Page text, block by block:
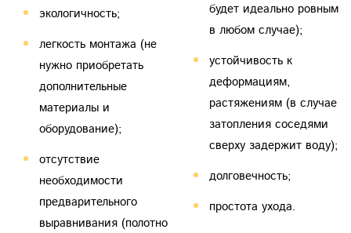
экологичность;
легкость монтажа (не
нужно приобретать
дополнительные
материалы и
оборудование);
отсутствие
необходимости
предварительного
выравнивания (полотно
будет идеально ровным
в любом случае);
устойчивость к
деформациям,
растяжениям (в случае
затопления соседями
сверху задержит воду);
долговечность;
простота ухода.